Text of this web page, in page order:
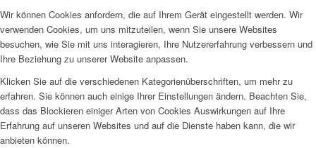
Wir können Cookies anfordern, die auf Ihrem Gerät eingestellt werden. Wir
verwenden Cookies, um uns mitzuteilen, wenn Sie unsere Websites
besuchen, wie Sie mit uns interagieren, Ihre Nutzererfahrung verbessern und
Ihre Beziehung zu unserer Website anpassen.
Klicken Sie auf die verschiedenen Kategorienüberschriften, um mehr zu
erfahren. Sie können auch einige Ihrer Einstellungen ändern. Beachten Sie,
dass das Blockieren einiger Arten von Cookies Auswirkungen auf Ihre
Erfahrung auf unseren Websites und auf die Dienste haben kann, die wir
anbieten können.